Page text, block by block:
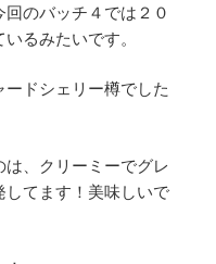
のバッチ４では２０
るみたいです。
ドシェリー樽でした
、クリーミーでグレ
してます！美味しいで